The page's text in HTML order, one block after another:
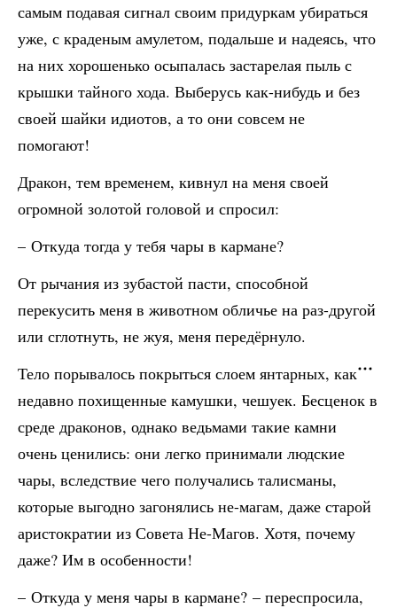
самым подавая сигнал своим придуркам убираться
уже, с краденым амулетом, подальше и надеясь, что
на них хорошенько осыпалась застарелая пыль с
крышки тайного хода. Выберусь как-нибудь и без
своей шайки идиотов, а то они совсем не
помогают!
Дракон, тем временем, кивнул на меня своей
огромной золотой головой и спросил:
– Откуда тогда у тебя чары в кармане?
От рычания из зубастой пасти, способной
перекусить меня в животном обличье на раз-другой
или сглотнуть, не жуя, меня передёрнуло.
Тело порывалось покрыться слоем янтарных, как
недавно похищенные камушки, чешуек. Бесценок в
среде драконов, однако ведьмами такие камни
очень ценились: они легко принимали людские
чары, вследствие чего получались талисманы,
которые выгодно загонялись не-магам, даже старой
аристократии из Совета Не-Магов. Хотя, почему
даже? Им в особенности!
– Откуда у меня чары в кармане? – переспросила,